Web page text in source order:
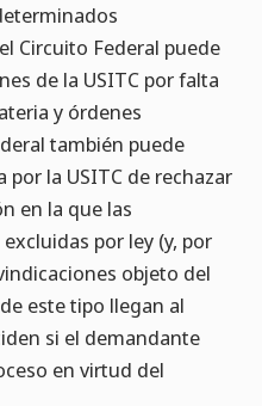
Circuito Federal puede
de la USITC por falta
y órdenes
también puede
la USITC de rechazar
en la que las
por ley (y, por
objeto del
este tipo llegan al
si el demandante
en virtud del